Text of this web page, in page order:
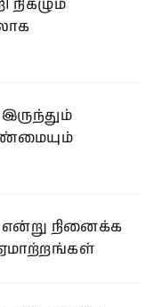
என்று நினைக்க
ஏமாற்றங்கள்